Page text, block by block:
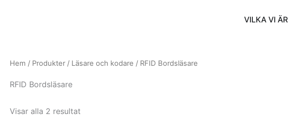
VILKA VI ÄR
Hem / Produkter / Läsare och kodare / RFID Bordsläsare
RFID Bordsläsare
Visar alla 2 resultat